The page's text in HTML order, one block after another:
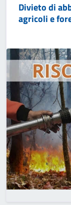
Divieto di
agricoli e